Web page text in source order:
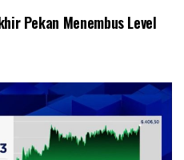
Pekan Menembus Level